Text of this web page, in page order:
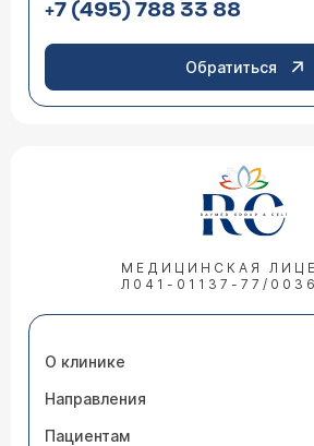
+7 (495) 788 33 88
Обратиться
МЕДИЦИНСКАЯ
Л041-01137-77/
О клинике
Направления
Пациентам